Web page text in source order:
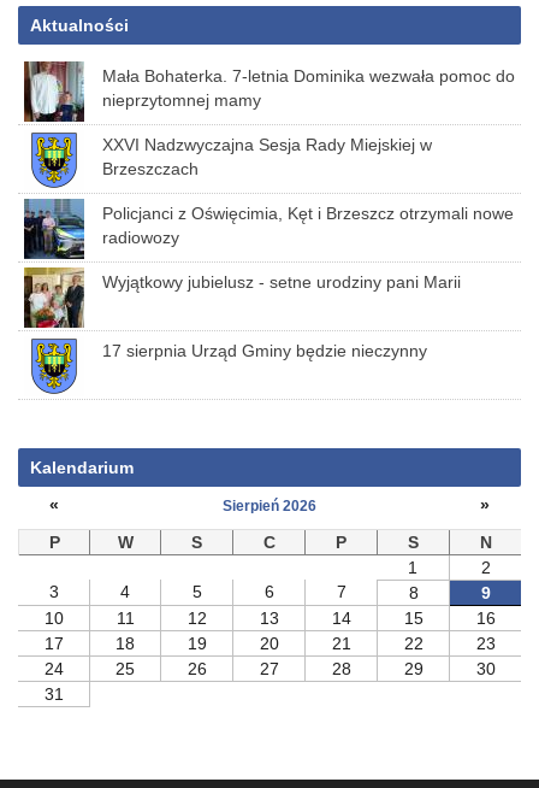
Aktualności
Mała Bohaterka. 7-letnia Dominika wezwała pomoc do
nieprzytomnej mamy
XXVI Nadzwyczajna Sesja Rady Miejskiej w
Brzeszczach
Policjanci z Oświęcimia, Kęt i Brzeszcz otrzymali nowe
radiowozy
Wyjątkowy jubielusz - setne urodziny pani Marii
17 sierpnia Urząd Gminy będzie nieczynny
Kalendarium
«
Sierpień 2026
»
P
W S C P S
N
1
2
3
4 5 6 7 8
9
10
11 12 13 14 15
16
17
18 19 20 21 22
23
24
25 26 27 28 29
30
31